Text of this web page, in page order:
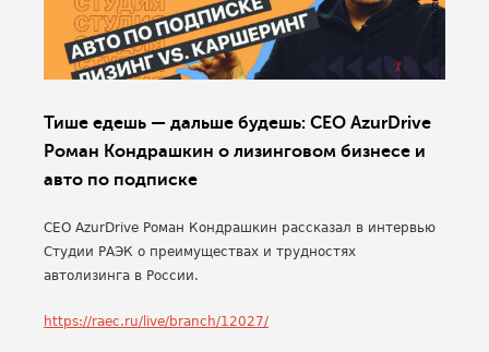
Тише едешь — дальше будешь: CEO AzurDrive
Роман Кондрашкин о лизинговом бизнесе и
авто по подписке
CEO AzurDrive Роман Кондрашкин рассказал в интервью
Студии РАЭК о преимуществах и трудностях
автолизинга в России.
https://raec.ru/live/branch/12027/